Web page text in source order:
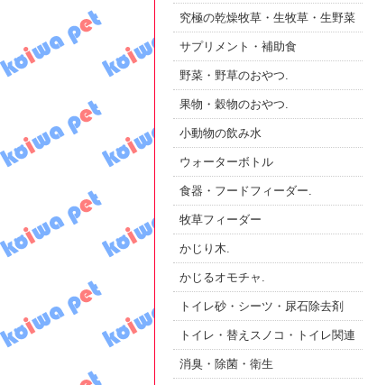
究極の乾燥牧草・生牧草・生野菜
サプリメント・補助食
野菜・野草のおやつ.
果物・穀物のおやつ.
小動物の飲み水
ウォーターボトル
食器・フードフィーダー.
牧草フィーダー
かじり木.
かじるオモチャ.
トイレ砂・シーツ・尿石除去剤
トイレ・替えスノコ・トイレ関連
消臭・除菌・衛生